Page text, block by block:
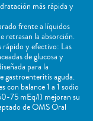
más rápida y
frente a líquidos
retrasan la absorción.
y efectivo: Las
de glucosa y
para la
gastroenteritis aguda.
con balance 1 a 1 sodio
75 mEq/l) mejoran su
de OMS Oral